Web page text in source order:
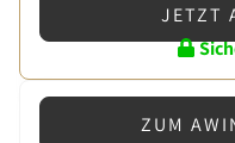
JETZT
ZUM